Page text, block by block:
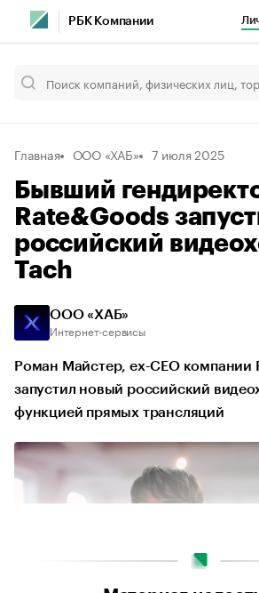
РБК Компании
Главная ООО «ХАБ» 7 июля 2025
Бывший
Rate&Goods
российский
Tach
ООО «ХАБ»
Интернет-сервисы
Роман Майстер, ex-CEO компании
запустил новый российский
функцией прямых трансляций